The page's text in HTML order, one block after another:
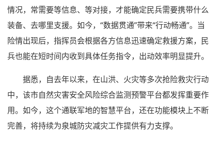
情况，常需要等信息、等对接，才能确定民兵需要携带什么
装备、去哪里支援。如今，“数据贯通”带来“行动畅通”。当
险情出现后，指挥员会根据各方信息迅速确定救援方案，民
兵也能在短时间内收到具体任务指令，出动效率明显提升。
据悉，自去年以来，在山洪、火灾等多次抢险救灾行动
中，该市自然灾害安全风险综合监测预警平台都发挥重要作
用。如今，这个通联军地的智慧平台，还在功能模块上不断
完善，将持续为泉城防灾减灾工作提供有力支撑。